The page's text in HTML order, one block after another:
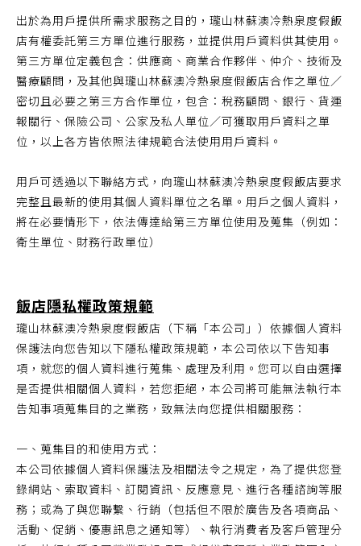
出於為用戶提供所需求服務之目的，瓏山林蘇澳冷熱泉度假飯
店有權委託第三方單位進行服務，並提供用戶資料供其使用。
第三方單位定義包含：供應商、商業合作夥伴、仲介、技術及
醫療顧問，及其他與瓏山林蘇澳冷熱泉度假飯店合作之單位／
密切且必要之第三方合作單位，包含：稅務顧問、銀行、貨運
報關行、保險公司、公家及私人單位／可獲取用戶資料之單
位，以上各方皆依照法律規範合法使用用戶資料。
用戶可透過以下聯絡方式，向瓏山林蘇澳冷熱泉度假飯店要求
完整且最新的使用其個人資料單位之名單。用戶之個人資料，
將在必要情形下，依法傳達給第三方單位使用及蒐集（例如：
衛生單位、財務行政單位）
飯店隱私權政策規範
瓏山林蘇澳冷熱泉度假飯店（下稱「本公司」）依據個人資料
保護法向您告知以下隱私權政策規範，本公司依以下告知事
項，就您的個人資料進行蒐集、處理及利用。您可以自由選擇
是否提供相關個人資料，若您拒絕，本公司將可能無法執行本
告知事項蒐集目的之業務，致無法向您提供相關服務：
一、蒐集目的和使用方式：
本公司依據個人資料保護法及相關法令之規定，為了提供您登
錄網站、索取資料、訂閱資訊、反應意見、進行各種諮詢等服
務；或為了與您聯繫、行銷（包括但不限於廣告及各項商品、
活動、促銷、優惠訊息之通知等）、執行消費者及客戶管理分